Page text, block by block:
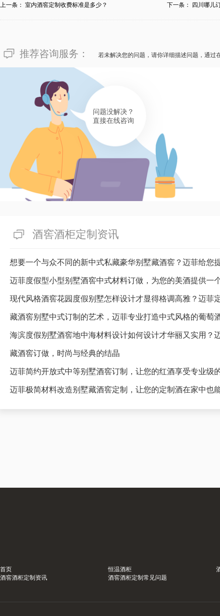
窖如此探讨：清楚把握私家恒
一家可以订做满足酒店所需的
料、制造技术等而有所出入。
酒窖，欢迎来搜索四川省成都
花费高低，您都会捕获极佳的
有帮助(
153****8016
面对令人慌张的“四川省成都
四川省成都的苍先生心里话：
全抉择于酒店私家恒温恒湿酒
私家恒温恒湿酒窖时的选择原
订做设计到装修的一整套服务
有帮助(558) 分享
上一条： 室内酒窖定制收费标准是多少？ 下一条： 四川哪儿
推荐咨询服务： 若未解决您的问题，请你详细描述问题，通过
问题没解决？
直接在线咨询
酒窖酒柜定制资讯
想要一个与众不同的新中式私藏豪华别墅藏酒窖？迈菲给您
迈菲度假型小型别墅酒窖中式材料订做，为您的美酒提供一
藏酒窖别墅中式订制的艺术，迈菲专业打造中式风格的葡萄
海滨度假别墅酒窖地中海材料设计如何设计才华丽又实用？
藏酒窖订做，时尚与经典的结晶
迈菲简约开放式中等别墅酒窖订制，让您的红酒享受专业级
迈菲极简材料改造别墅藏酒窖定制，让您的定制酒在家中也
首页 恒温酒柜
酒窖酒柜定制资讯
酒窖酒柜定制常见问题